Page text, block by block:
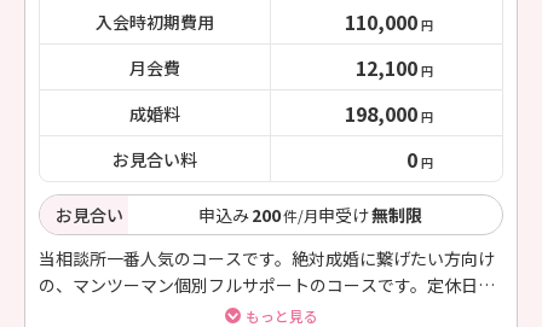
入会時初期費用 110,000 円
月会費 12,100 円
成婚料 198,000 円
お見合い料 0 円
お見合い 申込み200件/月申受け無制限
当相談所一番人気のコースです。絶対成婚に繋げたい方向け
の、マンツーマン個別フルサポートのコースです。定休日、
営業時間外、いつでもご相談可能。
もっと見る